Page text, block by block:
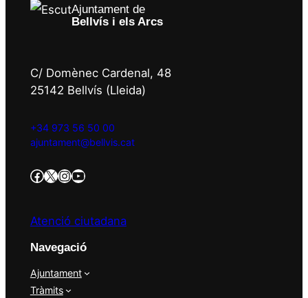
Ajuntament de
Bellvís i els Arcs
C/ Domènec Cardenal, 48
25142 Bellvís (Lleida)
+34 973 56 50 00
ajuntament@bellvis.cat
https://www.facebook.com/AjBellvisArcs/?locale=es_ES Twitter/X InstagramYouTube
Atenció ciutadana
Navegació
Ajuntament
Tràmits